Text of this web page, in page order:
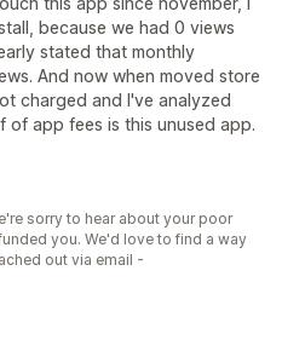
because we had 0 views
stated that monthly
And now when moved store
charged and I've analyzed
of app fees is this unused app.
sorry to hear about your poor
you. We'd love to find a way
out via email -